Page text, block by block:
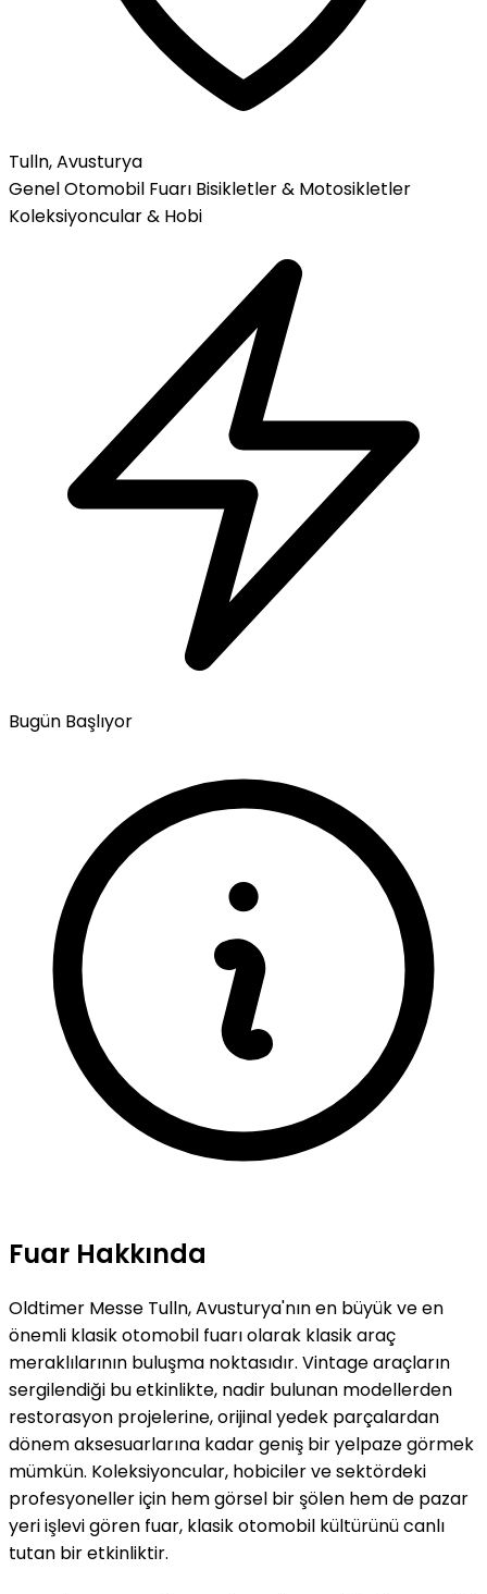
Tulln, Avusturya
Genel Otomobil Fuarı Bisikletler & Motosikletler
Koleksiyoncular & Hobi
Bugün Başlıyor
Fuar Hakkında
Oldtimer Messe Tulln, Avusturya'nın en büyük ve en
önemli klasik otomobil fuarı olarak klasik araç
meraklılarının buluşma noktasıdır. Vintage araçların
sergilendiği bu etkinlikte, nadir bulunan modellerden
restorasyon projelerine, orijinal yedek parçalardan
dönem aksesuarlarına kadar geniş bir yelpaze görmek
mümkün. Koleksiyoncular, hobiciler ve sektördeki
profesyoneller için hem görsel bir şölen hem de pazar
yeri işlevi gören fuar, klasik otomobil kültürünü canlı
tutan bir etkinliktir.